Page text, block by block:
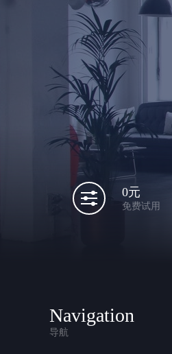
0元
免费试用
Navigation
导航